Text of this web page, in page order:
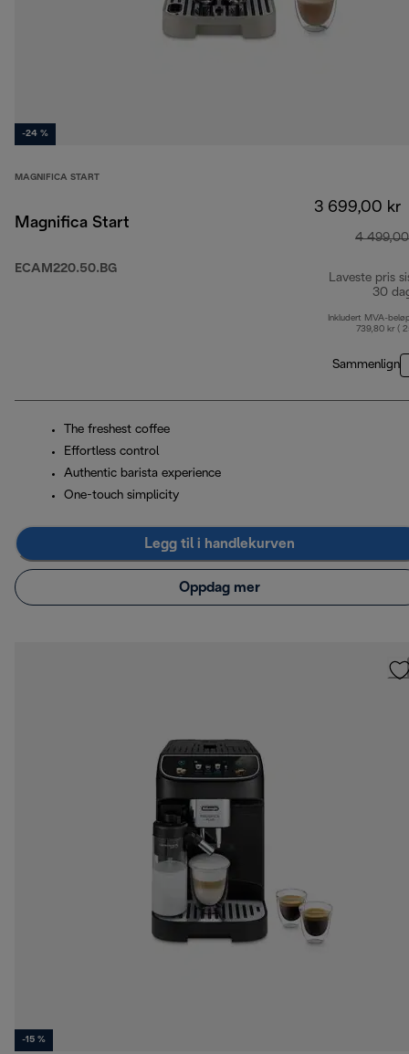
-24 %
MAGNIFICA START
Magnifica Start
ECAM220.50.BG
3 699,00 kr
4
Laveste pris
30
Inkludert MVA-
739,80 kr (
Sammenlign
The freshest coffee
Effortless control
Authentic barista experience
One-touch simplicity
Legg til i handlekurven
Oppdag mer
-15 %